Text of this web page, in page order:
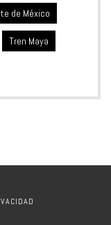
de México
Tren Maya